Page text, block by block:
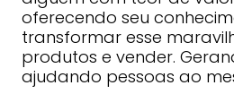
oferecendo seu
transformar esse
produtos e vender.
ajudando pessoas ao